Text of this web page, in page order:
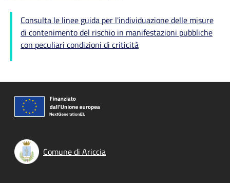
Consulta le linee guida per l'individuazione delle misure
di contenimento del rischio in manifestazioni pubbliche
con peculiari condizioni di criticità
Comune di Ariccia